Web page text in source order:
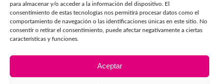
para almacenar y/o acceder a la información del dispositivo. El
consentimiento de estas tecnologías nos permitirá procesar datos como el
comportamiento de navegación o las identificaciones únicas en este sitio. No
consentir o retirar el consentimiento, puede afectar negativamente a ciertas
características y funciones.
Aceptar